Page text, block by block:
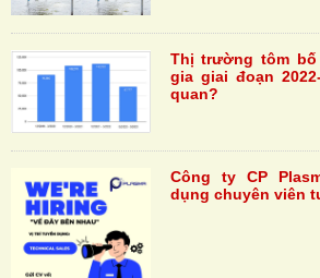
Thị trường tôm
gia giai đoạn
quan?
Công ty CP
dụng chuyên viên